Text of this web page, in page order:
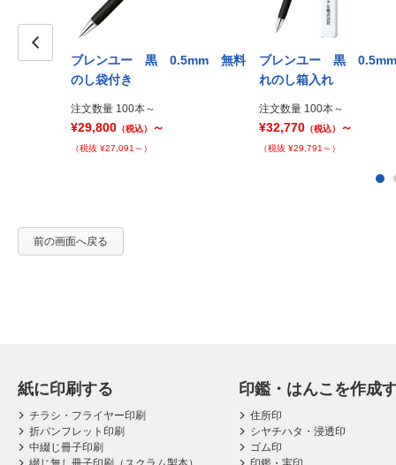
PP
ブレンユー 黒 0.5mm 無料
のし袋付き
注文数量 100本～
¥29,800 （税込） ～
（税抜 ¥27,091～）
ブレンユー 黒
れのし箱入れ
注文数量 100本～
¥32,770 （税込） ～
（税抜 ¥29,791～）
前の画面へ戻る
紙に印刷する
チラシ・フライヤー印刷
折パンフレット印刷
中綴じ冊子印刷
印鑑・はんこを作成
住所印
シヤチハタ・浸透印
ゴム印